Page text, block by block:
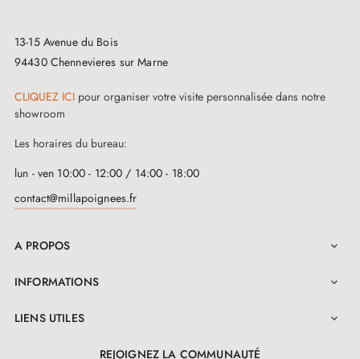
13-15 Avenue du Bois
94430 Chennevieres sur Marne
CLIQUEZ ICI pour organiser votre visite personnalisée dans notre
showroom
Les horaires du bureau:
lun - ven 10:00 - 12:00 / 14:00 - 18:00
contact@millapoignees.fr
A PROPOS 
INFORMATIONS 
LIENS UTILES 
REJOIGNEZ LA COMMUNAUTÉ